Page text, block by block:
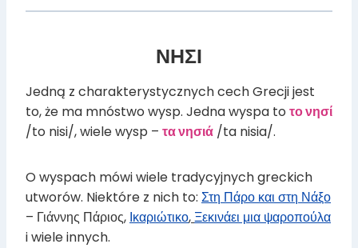
ΝΗΣΙ
Jedną z charakterystycznych cech Grecji jest
to, że ma mnóstwo wysp. Jedna wyspa to το νησί
/to nisi/, wiele wysp – τα νησιά /ta nisia/.
O wyspach mówi wiele tradycyjnych greckich
utworów. Niektóre z nich to: Στη Πάρο και στη Νάξο
– Γιάννης Πάριος, Ικαριώτικο,Ξεκινάει μια ψαροπούλα
i wiele innych.